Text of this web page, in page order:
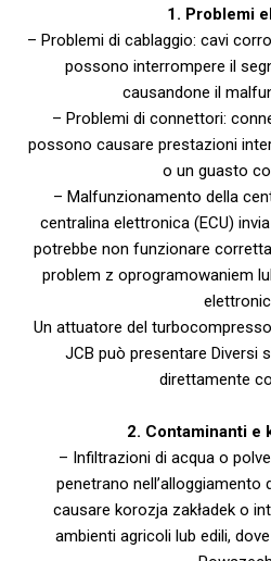
1. Problemi
– Problemi di cablaggio: cavi
possono interrompere il
causandone il
– Problemi di connettori:
possono causare prestazioni
o un guasto
– Malfunzionamento della
centralina elettronica (ECU)
potrebbe non funzionare
problem z oprogramowaniem
Un attuatore del
JCB può presentare Diversi
direttamente
2. Contaminanti e
– Infiltrazioni di acqua o
penetrano nell’alloggiamento
causare korozja zakładek o
ambienti agricoli lub edili,